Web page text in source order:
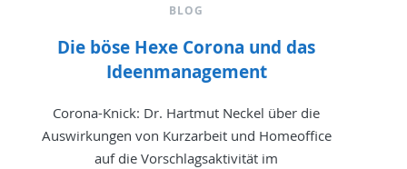
BLOG
Die böse Hexe Corona und das
Ideenmanagement
Corona-Knick: Dr. Hartmut Neckel über die
Auswirkungen von Kurzarbeit und Homeoffice
auf die Vorschlagsaktivität im